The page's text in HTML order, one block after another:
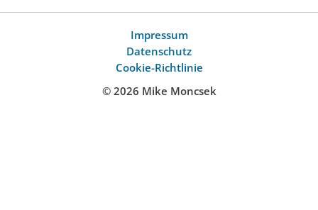
Impressum
Datenschutz
Cookie-Richtlinie
© 2026 Mike Moncsek